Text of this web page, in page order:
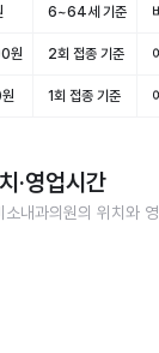
6~64세 기준
원 2회 접종 기준
1회 접종 기준
·영업시간
소내과의원의 위치와